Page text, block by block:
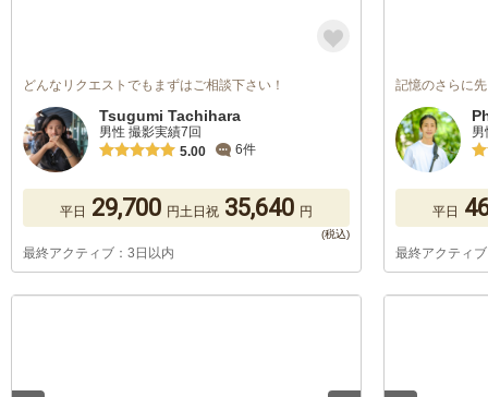
どんなリクエストでもまずはご相談下さい！
Tsugumi Tachihara
男性 撮影実績7回
5.00
6件
平日 29,700 円土日祝 35,640 円
最終アクティブ：3日以内
記憶のさらに
平日
最終アクティ